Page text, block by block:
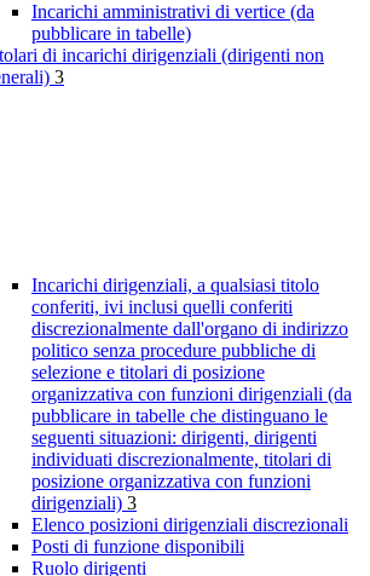
Incarichi amministrativi di vertice (da
pubblicare in tabelle)
di incarichi dirigenziali (dirigenti non
3
Incarichi dirigenziali, a qualsiasi titolo
conferiti, ivi inclusi quelli conferiti
discrezionalmente dall'organo di indirizzo
politico senza procedure pubbliche di
selezione e titolari di posizione
organizzativa con funzioni dirigenziali (da
pubblicare in tabelle che distinguano le
seguenti situazioni: dirigenti, dirigenti
individuati discrezionalmente, titolari di
posizione organizzativa con funzioni
dirigenziali) 3
Elenco posizioni dirigenziali discrezionali
Posti di funzione disponibili
Ruolo dirigenti